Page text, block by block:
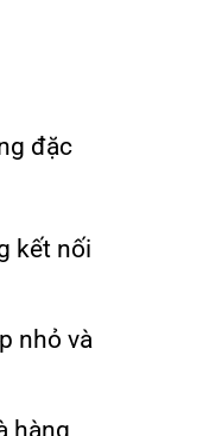
đặc
kết nối
nhỏ và
hàng